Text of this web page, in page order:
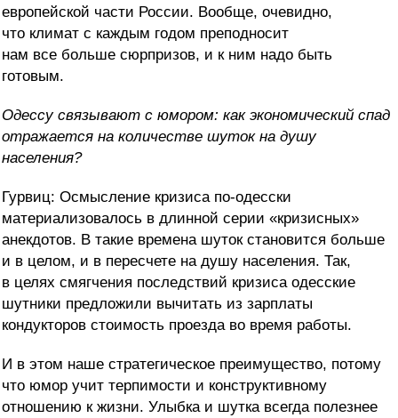
европейской части России. Вообще, очевидно,
что климат с каждым годом преподносит
нам все больше сюрпризов, и к ним надо быть
готовым.
Одессу связывают с юмором: как экономический спад
отражается на количестве шуток на душу
населения?
Гурвиц: Осмысление кризиса по-одесски
материализовалось в длинной серии «кризисных»
анекдотов. В такие времена шуток становится больше
и в целом, и в пересчете на душу населения. Так,
в целях смягчения последствий кризиса одесские
шутники предложили вычитать из зарплаты
кондукторов стоимость проезда во время работы.
И в этом наше стратегическое преимущество, потому
что юмор учит терпимости и конструктивному
отношению к жизни. Улыбка и шутка всегда полезнее